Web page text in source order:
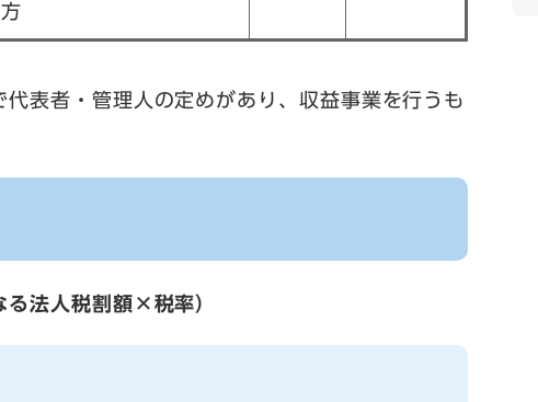
代表者・管理人の定めがあり、収益事業を行うも
る法人税割額×税率）